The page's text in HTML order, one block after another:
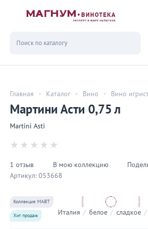
Главная - Каталог - Вино - Вино
Мартини Асти 0,75 л
Martini Asti
1 отзыв В мою коллекцию
Артикул: 053668
Коллекция МАВТ
Хит продаж Италия / белое / сладкое /